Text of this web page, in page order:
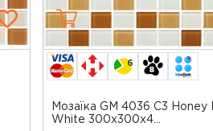
6
Мозаїка GM 4036 C3
White 300x300x4...